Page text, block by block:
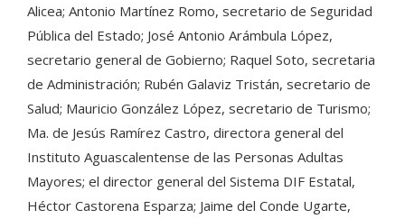
Alicea; Antonio Martínez Romo, secretario de Seguridad
Pública del Estado; José Antonio Arámbula López,
secretario general de Gobierno; Raquel Soto, secretaria
de Administración; Rubén Galaviz Tristán, secretario de
Salud; Mauricio González López, secretario de Turismo;
Ma. de Jesús Ramírez Castro, directora general del
Instituto Aguascalentense de las Personas Adultas
Mayores; el director general del Sistema DIF Estatal,
Héctor Castorena Esparza; Jaime del Conde Ugarte,